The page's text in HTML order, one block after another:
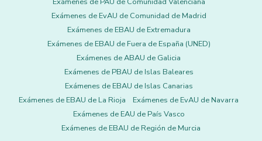
Exámenes de EvAU de Comunidad de Madrid
Exámenes de EBAU de Extremadura
Exámenes de EBAU de Fuera de España (UNED)
Exámenes de ABAU de Galicia
Exámenes de PBAU de Islas Baleares
Exámenes de EBAU de Islas Canarias
Exámenes de EBAU de La Rioja
Exámenes de EvAU de Navarra
Exámenes de EAU de País Vasco
Exámenes de EBAU de Región de Murcia